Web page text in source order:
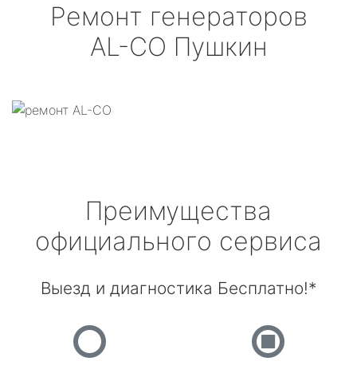
Ремонт генераторов
AL-CO Пушкин
Преимущества
официального сервиса
Выезд и диагностика Бесплатно!*